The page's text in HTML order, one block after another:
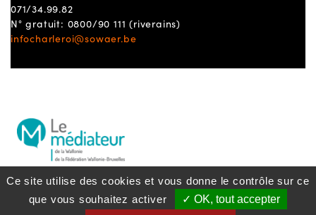
071/34.99.82
N° gratuit: 0800/90 111 (riverains)
infocharleroi@sowaer.be
Politique lanceurs d’alerte
S'inscrire à la
Ce site utilise des cookies et vous donne le contrôle sur ce
que vous souhaitez activer
✓ OK, tout accepter